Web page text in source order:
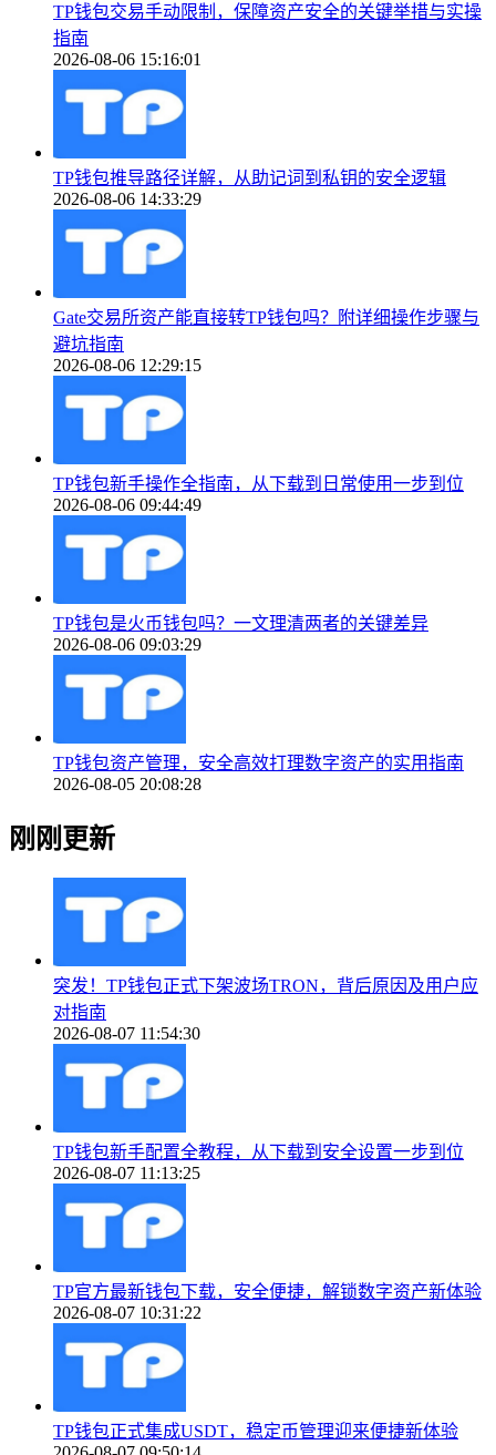
TP钱包交易手动限制，保障资产安全的关键举措与实操
指南
2026-08-06 15:16:01
TP钱包推导路径详解，从助记词到私钥的安全逻辑
2026-08-06 14:33:29
Gate交易所资产能直接转TP钱包吗？附详细操作步骤与
避坑指南
2026-08-06 12:29:15
TP钱包新手操作全指南，从下载到日常使用一步到位
2026-08-06 09:44:49
TP钱包是火币钱包吗？一文理清两者的关键差异
2026-08-06 09:03:29
TP钱包资产管理，安全高效打理数字资产的实用指南
2026-08-05 20:08:28
刚刚更新
突发！TP钱包正式下架波场TRON，背后原因及用户应
对指南
2026-08-07 11:54:30
TP钱包新手配置全教程，从下载到安全设置一步到位
2026-08-07 11:13:25
TP官方最新钱包下载，安全便捷，解锁数字资产新体验
2026-08-07 10:31:22
TP钱包正式集成USDT，稳定币管理迎来便捷新体验